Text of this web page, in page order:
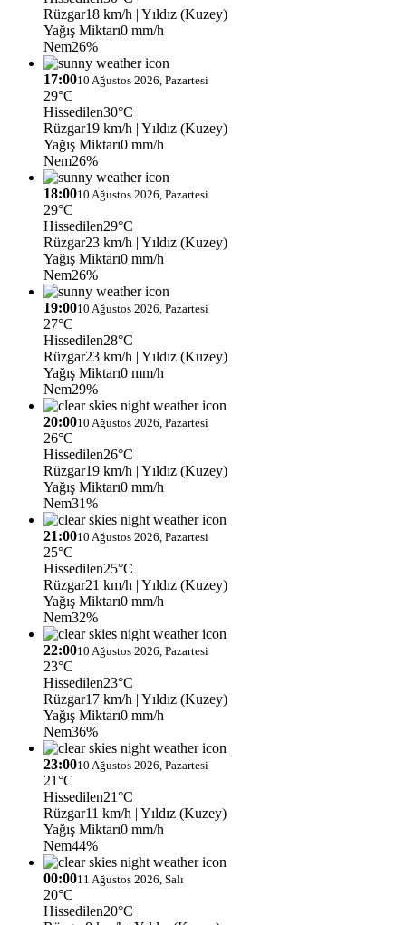
Rüzgar18 km/h | Yıldız (Kuzey)
Yağış Miktarı0 mm/h
Nem26%
17:0010 Ağustos 2026, Pazartesi
29°C
Hissedilen30°C
Rüzgar19 km/h | Yıldız (Kuzey)
Yağış Miktarı0 mm/h
Nem26%
18:0010 Ağustos 2026, Pazartesi
29°C
Hissedilen29°C
Rüzgar23 km/h | Yıldız (Kuzey)
Yağış Miktarı0 mm/h
Nem26%
19:0010 Ağustos 2026, Pazartesi
27°C
Hissedilen28°C
Rüzgar23 km/h | Yıldız (Kuzey)
Yağış Miktarı0 mm/h
Nem29%
20:0010 Ağustos 2026, Pazartesi
26°C
Hissedilen26°C
Rüzgar19 km/h | Yıldız (Kuzey)
Yağış Miktarı0 mm/h
Nem31%
21:0010 Ağustos 2026, Pazartesi
25°C
Hissedilen25°C
Rüzgar21 km/h | Yıldız (Kuzey)
Yağış Miktarı0 mm/h
Nem32%
22:0010 Ağustos 2026, Pazartesi
23°C
Hissedilen23°C
Rüzgar17 km/h | Yıldız (Kuzey)
Yağış Miktarı0 mm/h
Nem36%
23:0010 Ağustos 2026, Pazartesi
21°C
Hissedilen21°C
Rüzgar11 km/h | Yıldız (Kuzey)
Yağış Miktarı0 mm/h
Nem44%
00:0011 Ağustos 2026, Salı
20°C
Hissedilen20°C